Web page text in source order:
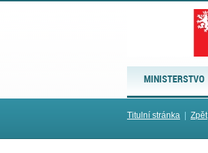
MINISTERSTVO
Titulní stránka Zpět